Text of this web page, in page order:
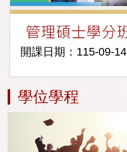
開課日期：115-09-14
學位學程